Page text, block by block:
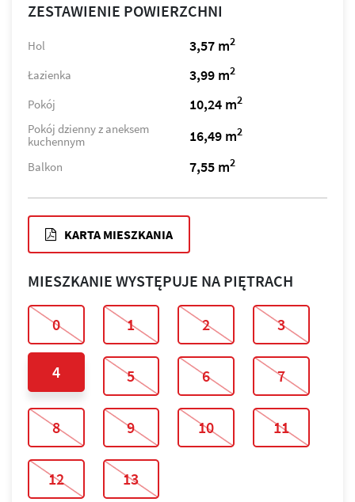
ZESTAWIENIE POWIERZCHNI
Hol 3,57 m2
Łazienka 3,99 m2
Pokój 10,24 m2
Pokój dzienny z aneksem
kuchennym
16,49 m2
Balkon 7,55 m2
KARTA MIESZKANIA
MIESZKANIE WYSTĘPUJE NA PIĘTRACH
0 1 2 3
4 5 6 7
8 9 10 11
12 13